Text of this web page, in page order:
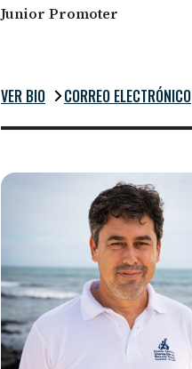
Junior Promoter
VER BIO CORREO ELECTRÓNICO